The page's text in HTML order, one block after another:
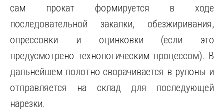
сам прокат формируется в ходе
последовательной закалки, обезжиривания,
опрессовки и оцинковки (если это
предусмотрено технологическим процессом). В
дальнейшем полотно сворачивается в рулоны и
отправляется на склад для последующей
нарезки.